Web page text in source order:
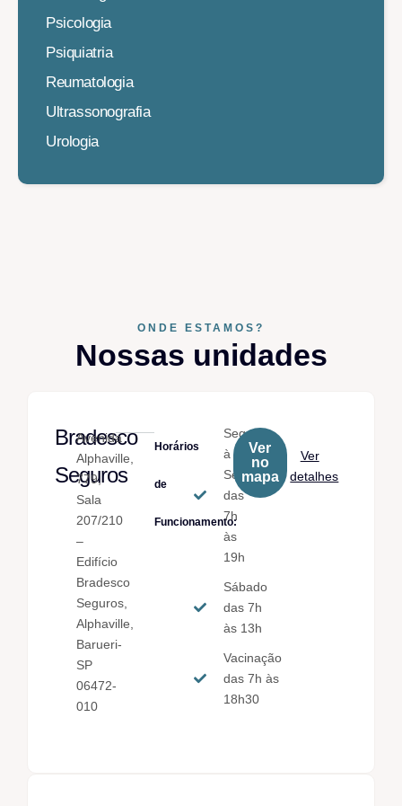
Psicologia
Psiquiatria
Reumatologia
Ultrassonografia
Urologia
ONDE ESTAMOS?
Nossas unidades
Bradesco
Seguros
Avenida
Alphaville,
779,
Sala
207/210
–
Edifício
Bradesco
Seguros,
Alphaville,
Barueri-
SP
06472-
010
Horários
de
Funcionamento:
Seg.
à
Sex.
das
7h
às
19h
Sábado
das 7h
às 13h
Vacinação
das 7h às
18h30
Ver
no
mapa
Ver
detalhes